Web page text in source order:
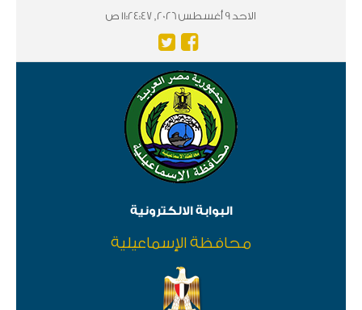
الاحد 9 أغسطس 2026, 11:24:47 ص
البوابة الالكترونية
محافظة الإسماعيلية